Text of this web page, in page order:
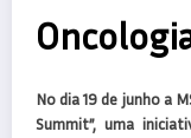
No dia 19 de junho a
Summit”, uma